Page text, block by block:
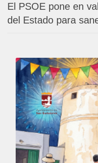
El PSOE pone en
del Estado para